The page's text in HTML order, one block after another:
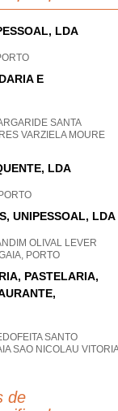
LDA
E
SANTA
VARZIELA MOURE
LDA
UNIPESSOAL, LDA
OLIVAL LEVER
PORTO
PASTELARIA,
SANTO
SAO NICOLAU VITORIA
de